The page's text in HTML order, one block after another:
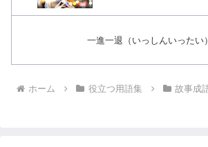
一進一退（いっしんいったい）
ホーム 役立つ用語集 故事成